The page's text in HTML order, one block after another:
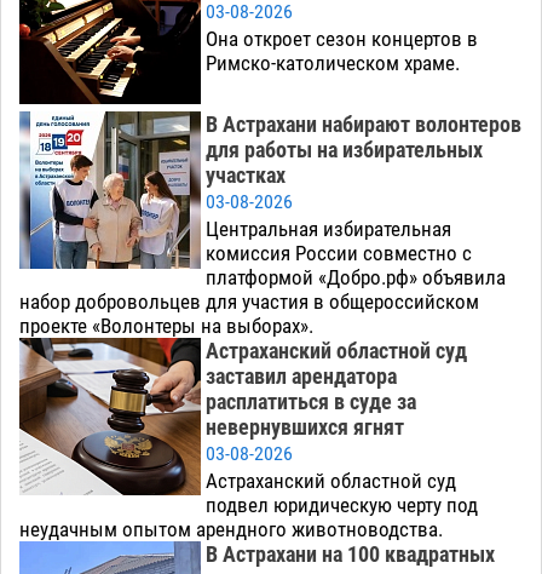
03-08-2026
Она откроет сезон концертов в
Римско-католическом храме.
В Астрахани набирают волонтеров
для работы на избирательных
участках
03-08-2026
Центральная избирательная
комиссия России совместно с
платформой «Добро.рф» объявила
набор добровольцев для участия в общероссийском
проекте «Волонтеры на выборах».
Астраханский областной суд
заставил арендатора
расплатиться в суде за
невернувшихся ягнят
03-08-2026
Астраханский областной суд
подвел юридическую черту под
неудачным опытом арендного животноводства.
В Астрахани на 100 квадратных